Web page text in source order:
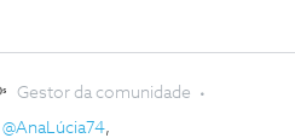
Gestor da comunidade
@AnaLúcia74,